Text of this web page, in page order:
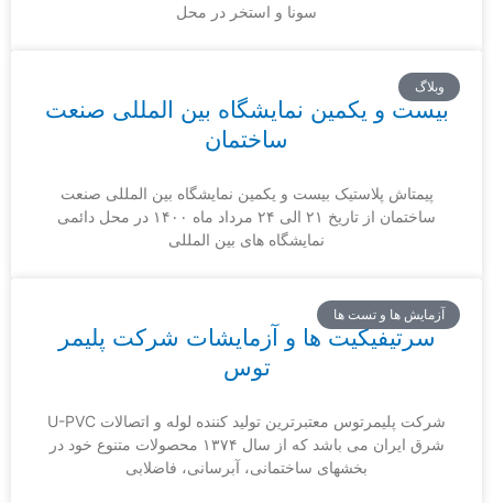
سونا و استخر در محل
و یکمین نمایشگاه بین المللی صنعت
ساختمان
پلاستیک بیست و یکمین نمایشگاه بین المللی صنعت
ساختمان از تاریخ ۲۱ الی ۲۴ مرداد ماه ۱۴۰۰ در محل دائمی
نمایشگاه های بین المللی
ها و تست ها
ها و آزمایشات شرکت پلیمر
شرکت پلیمرتوس معتبرترین تولید کننده لوله و اتصالات U-PVC
شرق ایران می باشد که از سال ۱۳۷۴ محصولات متنوع خود در
بخشهای ساختمانی، آبرسانی، فاضلابی